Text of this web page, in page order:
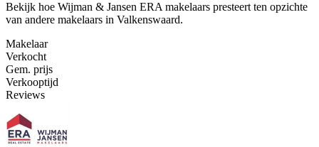
Bekijk hoe Wijman & Jansen ERA makelaars presteert ten opzichte
van andere makelaars in Valkenswaard.
Makelaar
Verkocht
Gem. prijs
Verkooptijd
Reviews